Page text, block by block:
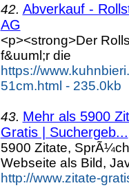
42. Abverkauf -
AG
<p><strong>Der
f&uuml;r die
https://
51cm.html - 235.0kb
43. Mehr als 5900
Gratis | Suchergeb...
5900 Zitate,
Webseite als Bild,
http://www.zitate-